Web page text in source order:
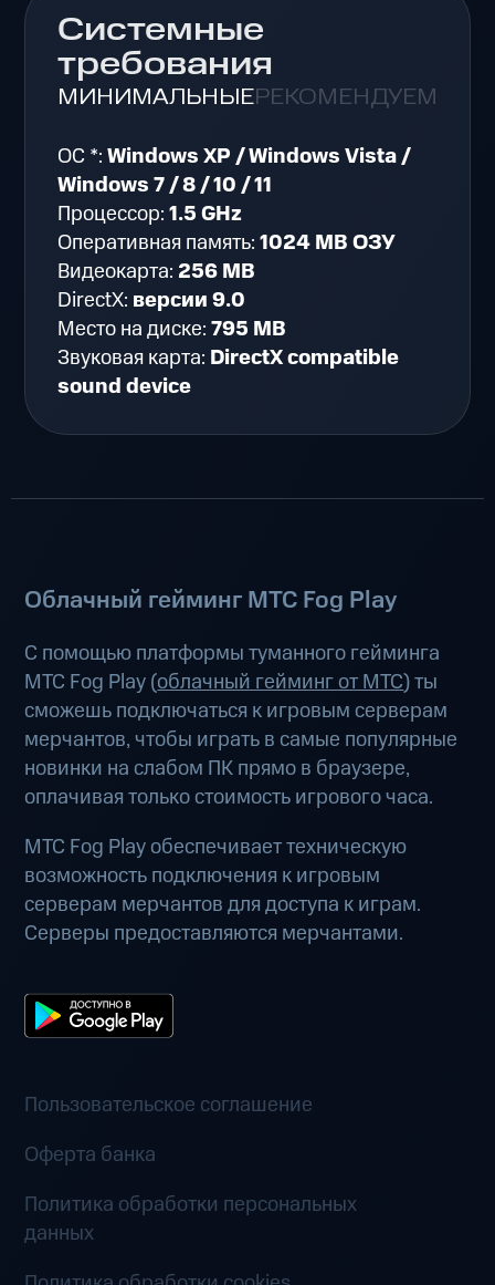
Системные
требования
МИНИМАЛЬНЫЕРЕКОМЕНДУЕМЫЕ
ОС *:Windows XP / Windows Vista /
Windows 7 / 8 / 10 / 11
Процессор:1.5 GHz
Оперативная память:1024 MB ОЗУ
Видеокарта: 256 MB
DirectX: версии 9.0
Место на диске:795 MB
Звуковая карта: DirectX compatible
sound device
Облачный гейминг МТС Fog Play
С помощью платформы туманного гейминга
МТС Fog Play (облачный гейминг от МТС) ты
сможешь подключаться к игровым серверам
мерчантов, чтобы играть в самые популярные
новинки на слабом ПК прямо в браузере,
оплачивая только стоимость игрового часа.
МТС Fog Play обеспечивает техническую
возможность подключения к игровым
серверам мерчантов для доступа к играм.
Серверы предоставляются мерчантами.
Пользовательское соглашение
Оферта банка
Политика обработки персональных
данных